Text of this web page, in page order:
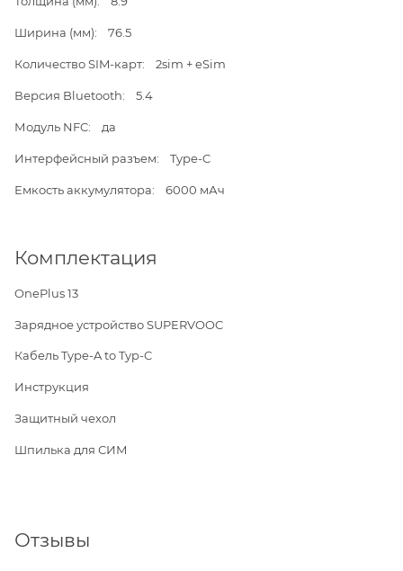
Ширина (мм): 76.5
Количество SIM-карт: 2sim + eSim
Версия Bluetooth: 5.4
Модуль NFC: да
Интерфейсный разъем: Type-C
Емкость аккумулятора: 6000 мАч
Комплектация
OnePlus 13
Зарядное устройство SUPERVOOC
Кабель Type-A to Typ-C
Инструкция
Защитный чехол
Шпилька для СИМ
Отзывы